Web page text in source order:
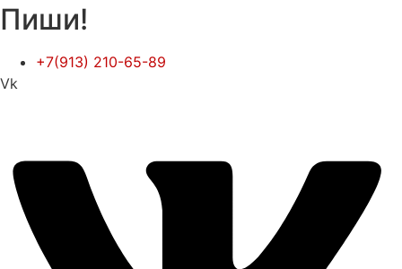
Пиши!
+7(913) 210-65-89
Vk